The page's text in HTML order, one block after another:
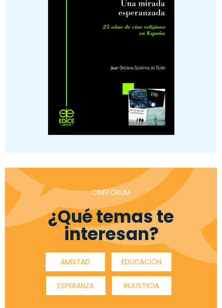
CINEFÓRUM
¿Qué temas te
interesan?
AMISTAD EDUCACIÓN
ESPERANZA INJUSTICIA